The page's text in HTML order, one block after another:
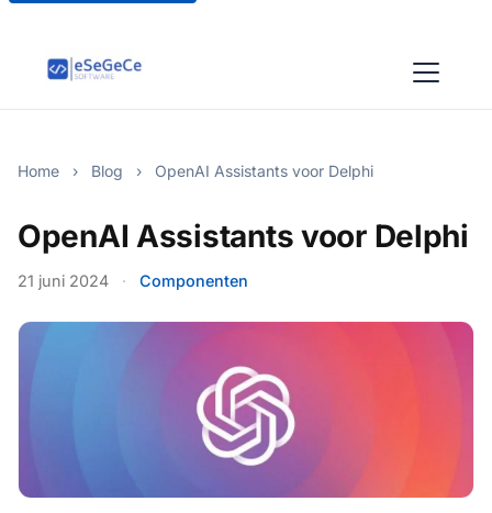
Home › Blog › OpenAI Assistants voor Delphi
OpenAI Assistants voor Delphi
21 juni 2024 · Componenten